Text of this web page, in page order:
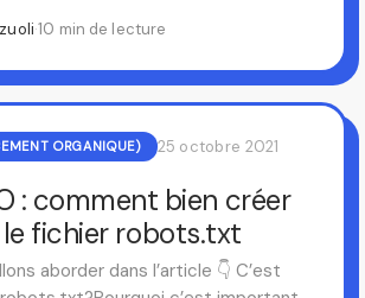
·10 min de lecture
ORGANIQUE) 25 octobre 2021
: comment bien créer
fichier robots.txt
aborder dans l’article 👇 C’est